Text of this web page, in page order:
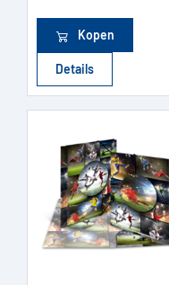
Kopen
Details